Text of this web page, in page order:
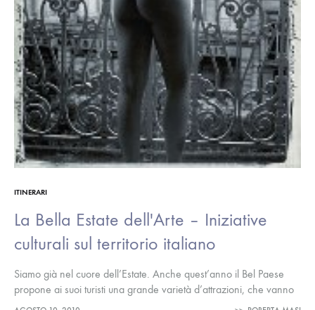
ITINERARI
La Bella Estate dell'Arte – Iniziative
culturali sul territorio italiano
Siamo già nel cuore dell’Estate. Anche quest’anno il Bel Paese
propone ai suoi turisti una grande varietà d’attrazioni, che vanno
dalla bellezza paesaggistica delle località marine e montane, ad